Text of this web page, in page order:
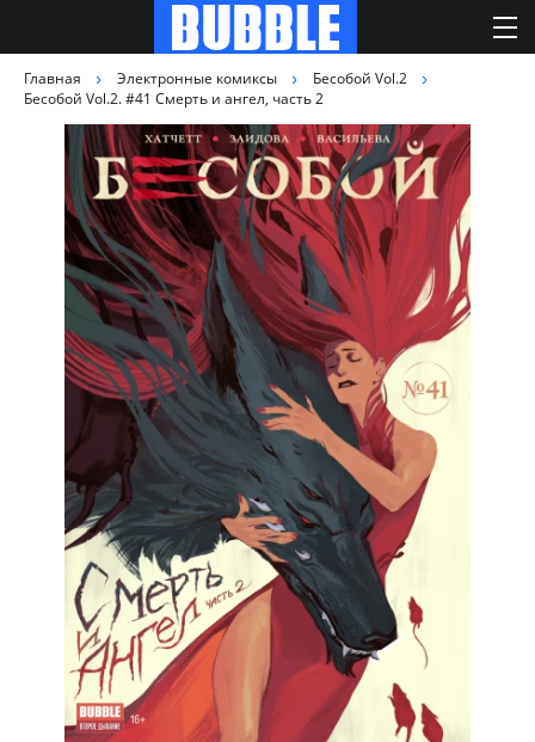
Главная Электронные комиксы
Бесобой Vol.2
Бесобой Vol.2. #41 Смерть и ангел, часть 2